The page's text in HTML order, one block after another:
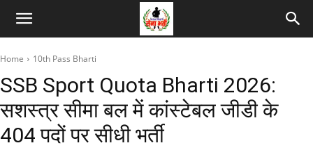
Home 10th Pass Bharti
SSB Sport Quota Bharti 2026:
सशस्त्र सीमा बल में कांस्टेबल जीडी के
404 पदों पर सीधी भर्ती